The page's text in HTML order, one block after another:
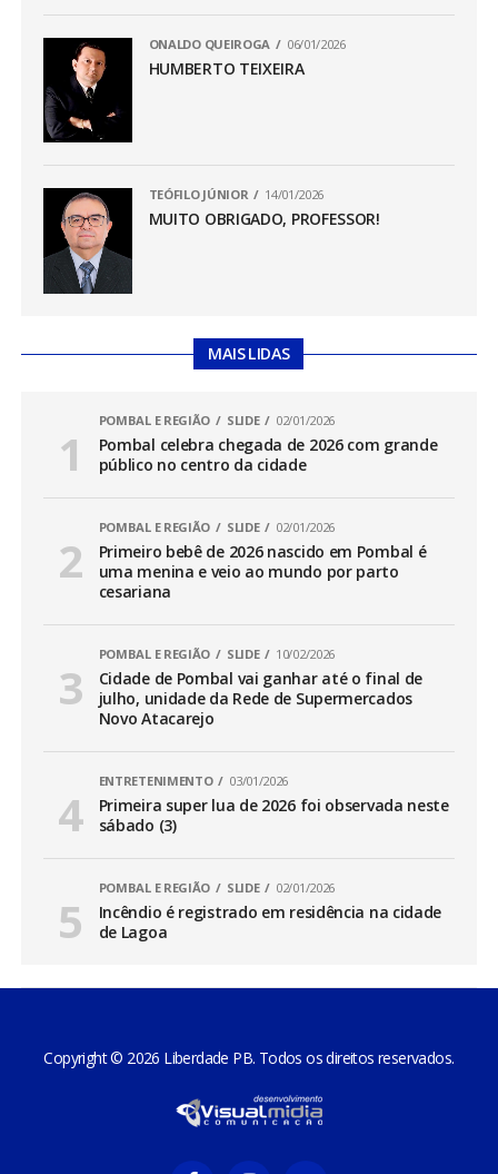
ONALDO QUEIROGA 06/01/2026
HUMBERTO TEIXEIRA
TEÓFILO JÚNIOR 14/01/2026
MUITO OBRIGADO, PROFESSOR!
MAIS LIDAS
POMBAL E REGIÃO SLIDE 02/01/2026
Pombal celebra chegada de 2026 com grande
público no centro da cidade
POMBAL E REGIÃO SLIDE 02/01/2026
Primeiro bebê de 2026 nascido em Pombal é
uma menina e veio ao mundo por parto
cesariana
POMBAL E REGIÃO SLIDE 10/02/2026
Cidade de Pombal vai ganhar até o final de
julho, unidade da Rede de Supermercados
Novo Atacarejo
ENTRETENIMENTO 03/01/2026
Primeira super lua de 2026 foi observada neste
sábado (3)
POMBAL E REGIÃO SLIDE 02/01/2026
Incêndio é registrado em residência na cidade
de Lagoa
Copyright © 2026 Liberdade PB. Todos os direitos reservados.